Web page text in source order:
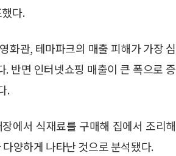
다.
화관, 테마파크의 매출 피해가 가장 심
반면 인터넷쇼핑 매출이 큰 폭으로 증
.
에서 식재료를 구매해 집에서 조리해
양하게 나타난 것으로 분석됐다.